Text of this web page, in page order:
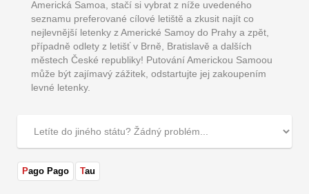
Americká Samoa, stačí si vybrat z níže uvedeného
seznamu preferované cílové letiště a zkusit najít co
nejlevnější letenky z Americké Samoy do Prahy a zpět,
případně odlety z letišť v Brně, Bratislavě a dalších
městech České republiky! Putování Americkou Samoou
může být zajímavý zážitek, odstartujte jej zakoupením
levné letenky.
Pago Pago Tau